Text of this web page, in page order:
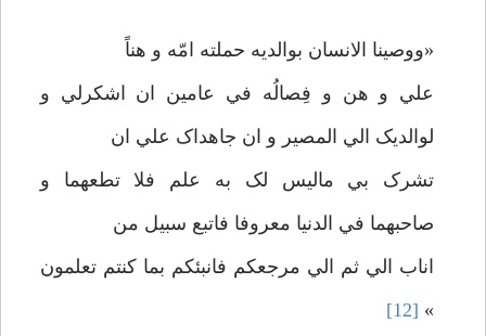
«ووصينا الانسان بوالديه حملته امّه و هناً
علي و هن و فِصالُه في عامين ان اشکرلي و
لوالديک الي المصير و ان جاهداک علي ان
تشرک بي ماليس لک به علم فلا تطعهما و
صاحبهما في الدنيا معروفا فاتبع سبيل من
اناب الي ثم الي مرجعکم فانبئکم بما کنتم تعلمون
»
[12]